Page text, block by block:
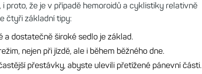
proto, že je v případě hemoroidů a cyklistiky relativně
čtyři základní tipy:
a dostatečně široké sedlo je základ.
nejen při jízdě, ale i během běžného dne.
přestávky, abyste ulevili přetížené pánevní části.